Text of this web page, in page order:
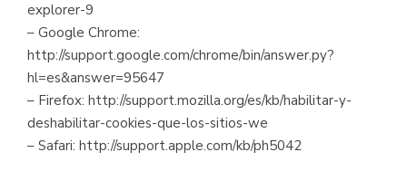
explorer-9
– Google Chrome:
http://support.google.com/chrome/bin/answer.py?
hl=es&answer=95647
– Firefox: http://support.mozilla.org/es/kb/habilitar-y-
deshabilitar-cookies-que-los-sitios-we
– Safari: http://support.apple.com/kb/ph5042